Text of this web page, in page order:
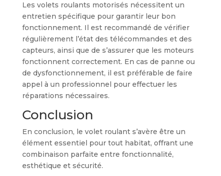
Les volets roulants motorisés nécessitent un
entretien spécifique pour garantir leur bon
fonctionnement. Il est recommandé de vérifier
régulièrement l’état des télécommandes et des
capteurs, ainsi que de s’assurer que les moteurs
fonctionnent correctement. En cas de panne ou
de dysfonctionnement, il est préférable de faire
appel à un professionnel pour effectuer les
réparations nécessaires.
Conclusion
En conclusion, le volet roulant s’avère être un
élément essentiel pour tout habitat, offrant une
combinaison parfaite entre fonctionnalité,
esthétique et sécurité.